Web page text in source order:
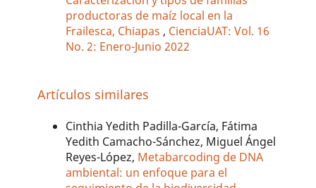
productoras de maíz local en la
Frailesca, Chiapas , CienciaUAT: Vol. 16
No. 2: Enero-Junio 2022
Artículos similares
Cinthia Yedith Padilla-García, Fátima
Yedith Camacho-Sánchez, Miguel Ángel
Reyes-López, Metabarcoding de DNA
ambiental: un enfoque para el